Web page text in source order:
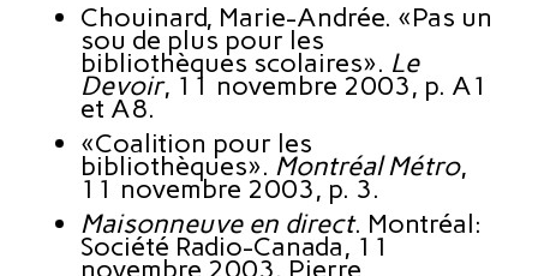
Chouinard, Marie-Andrée. «Pas un
sou de plus pour les
bibliothèques scolaires». Le
Devoir, 11 novembre 2003, p. A1
et A8.
«Coalition pour les
bibliothèques». Montréal Métro,
11 novembre 2003, p. 3.
Maisonneuve en direct. Montréal:
Société Radio-Canada, 11
novembre 2003. Pierre